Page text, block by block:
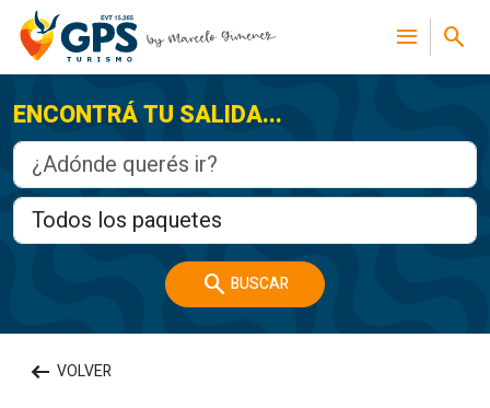
menu search
ENCONTRÁ TU SALIDA...
search BUSCAR
arrow_left_alt VOLVER